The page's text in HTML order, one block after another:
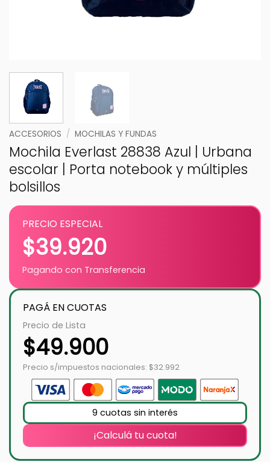
ACCESORIOS / MOCHILAS Y FUNDAS
Mochila Everlast 28838 Azul | Urbana
escolar | Porta notebook y múltiples
bolsillos
PRECIO ESPECIAL
$39.920
Pagando con Transferencia
PAGÁ EN CUOTAS
Precio de Lista
$49.900
Precio s/impuestos nacionales: $32.992
9 cuotas sin interés
¡Calculá tu cuota!